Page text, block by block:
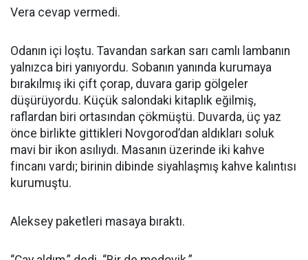
Vera cevap vermedi.
Odanın içi loştu. Tavandan sarkan sarı camlı lambanın
yalnızca biri yanıyordu. Sobanın yanında kurumaya
bırakılmış iki çift çorap, duvara garip gölgeler
düşürüyordu. Küçük salondaki kitaplık eğilmiş,
raflardan biri ortasından çökmüştü. Duvarda, üç yaz
önce birlikte gittikleri Novgorod’dan aldıkları soluk
mavi bir ikon asılıydı. Masanın üzerinde iki kahve
fincanı vardı; birinin dibinde siyahlaşmış kahve kalıntısı
kurumuştu.
Aleksey paketleri masaya bıraktı.